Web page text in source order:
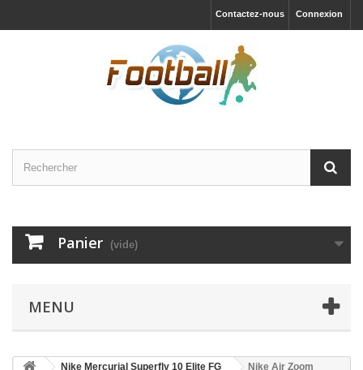
Connexion
Contactez-nous
Panier (vide)
MENU
Nike Mercurial Superfly 10 Elite FG
Nike Air Zoom